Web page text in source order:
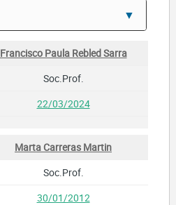
Francisco Paula Rebled Sarra
Soc.Prof.
22/03/2024
Marta Carreras Martin
Soc.Prof.
30/01/2012